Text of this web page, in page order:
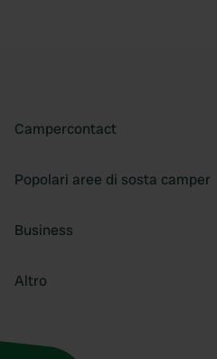
Campercontact
Popolari aree di sosta camper
Business
Altro